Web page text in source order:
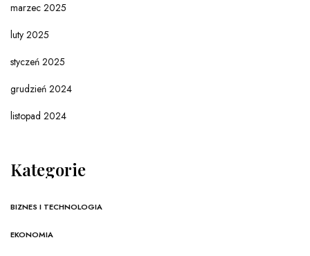
marzec 2025
luty 2025
styczeń 2025
grudzień 2024
listopad 2024
Kategorie
BIZNES I TECHNOLOGIA
EKONOMIA